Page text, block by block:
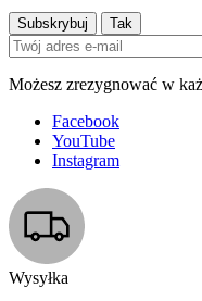
Możesz zrezygnować w
Facebook
YouTube
Instagram
Wysyłka